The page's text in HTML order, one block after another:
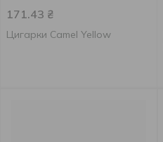
171.43 ₴
Цигарки Camel Yellow